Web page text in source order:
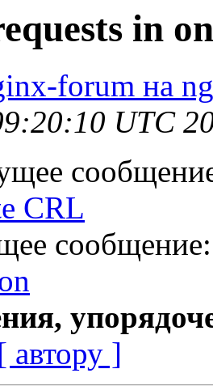
in
forum на
UTC
CRL
автору ]